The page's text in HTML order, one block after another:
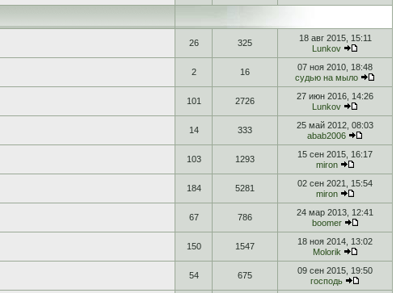
26 325
18 авг 2015, 15:11
Lunkov
2 16
07 ноя 2010, 18:48
судью на мыло
101 2726
27 июн 2016, 14:26
Lunkov
14 333
25 май 2012, 08:03
abab2006
103 1293
15 сен 2015, 16:17
miron
184 5281
02 сен 2021, 15:54
miron
67 786
24 мар 2013, 12:41
boomer
150 1547
18 ноя 2014, 13:02
Molorik
54 675
09 сен 2015, 19:50
господь